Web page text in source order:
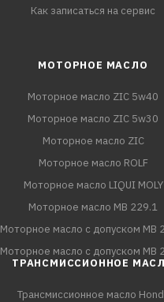
Как записаться на сервис
МОТОРНОЕ МАСЛО
Моторное масло ZIC 5w40
Моторное масло ZIC 5w30
Моторное масло ZIC
Моторное масло ROLF
Моторное масло LIQUI MOLY
Моторное масло MB 229.1
Моторное масло с допуском MB
Моторное масло с допуском MB
ТРАНСМИССИОННОЕ
Трансмиссионное масло